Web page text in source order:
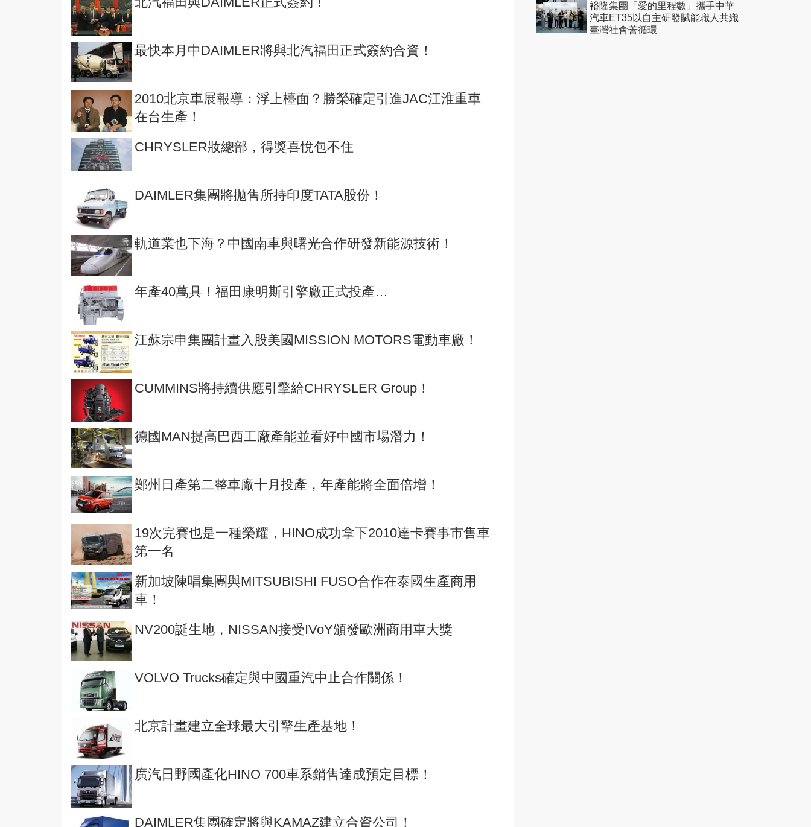
最快本月中DAIMLER將與北汽福田正式簽約合資！
2010北京車展報導：浮上檯面？勝榮確定引進JAC江淮重車
在台生產！
CHRYSLER妝總部，得獎喜悅包不住
DAIMLER集團將拋售所持印度TATA股份！
軌道業也下海？中國南車與曙光合作研發新能源技術！
年產40萬具！福田康明斯引擎廠正式投產…
江蘇宗申集團計畫入股美國MISSION MOTORS電動車廠！
CUMMINS將持續供應引擎給CHRYSLER Group！
德國MAN提高巴西工廠產能並看好中國市場潛力！
鄭州日產第二整車廠十月投產，年產能將全面倍增！
19次完賽也是一種榮耀，HINO成功拿下2010達卡賽事市售車
第一名
新加坡陳唱集團與MITSUBISHI FUSO合作在泰國生產商用
車！
NV200誕生地，NISSAN接受IVoY頒發歐洲商用車大獎
VOLVO Trucks確定與中國重汽中止合作關係！
北京計畫建立全球最大引擎生產基地！
廣汽日野國產化HINO 700車系銷售達成預定目標！
DAIMLER集團確定將與KAMAZ建立合資公司！
裕隆集團「愛的里程數」攜手中華
汽車ET35以自主研發賦能職人共織
臺灣社會善循環